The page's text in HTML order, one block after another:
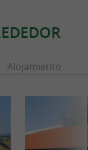
Alojamiento